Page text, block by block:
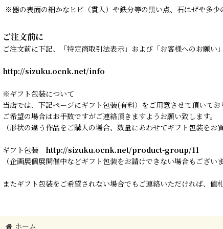
※器の表面の細かなヒビ（貫入）や鉄分等の黒い点、石はぜや多
ご注文前に
ご注文前に下記、「特定商取引法表示」および「お客様へのお願い
http://sizuku.ocnk.net/info
※ギフト包装について
当店では、下記ページにギフト包装(有料）をご用意させて頂いてお
ご希望の場合はお手数ですがご連絡頂きますようお願い致します。
（形状の違う作品をご購入の場合、数量にあわせてギフト包装をお
ギフト包装 http://sizuku.ocnk.net/product-group/11
（企画展個展開催中などギフト包装をお請けできない場合もございま
またギフト包装をご希望されない場合でもご連絡いただければ、値
ホーム